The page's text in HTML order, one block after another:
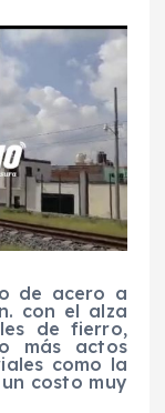
de acero a
con el alza
de fierro,
más actos
como la
costo muy